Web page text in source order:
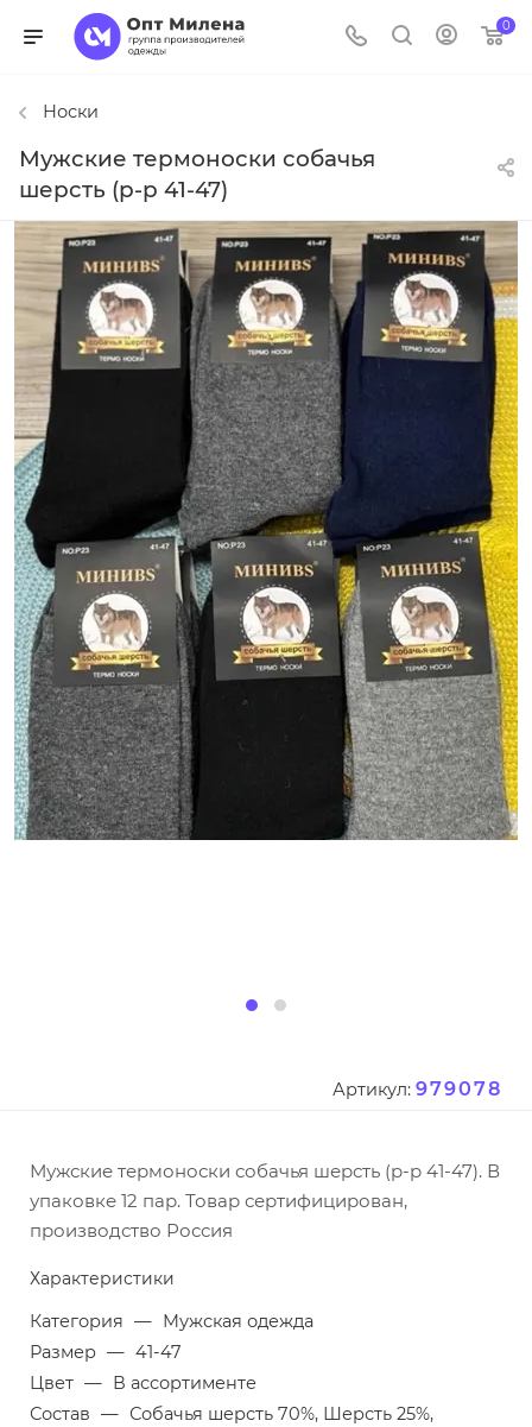
0
Носки
Мужские термоноски собачья
шерсть (р-р 41-47)
Артикул: 979078
Мужские термоноски собачья шерсть (р-р 41-47). В
упаковке 12 пар. Товар сертифицирован,
производство Россия
Характеристики
Категория — Мужская одежда
Размер — 41-47
Цвет — В ассортименте
Состав — Собачья шерсть 70%, Шерсть 25%,